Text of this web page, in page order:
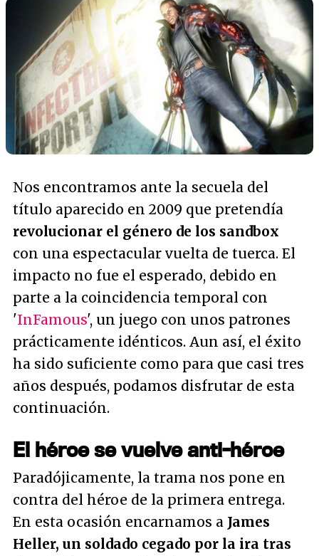
Nos encontramos ante la secuela del
título aparecido en 2009 que pretendía
revolucionar el género de los sandbox
con una espectacular vuelta de tuerca. El
impacto no fue el esperado, debido en
parte a la coincidencia temporal con
'InFamous', un juego con unos patrones
prácticamente idénticos. Aun así, el éxito
ha sido suficiente como para que casi tres
años después, podamos disfrutar de esta
continuación.
El héroe se vuelve anti-héroe
Paradójicamente, la trama nos pone en
contra del héroe de la primera entrega.
En esta ocasión encarnamos a James
Heller, un soldado cegado por la ira tras